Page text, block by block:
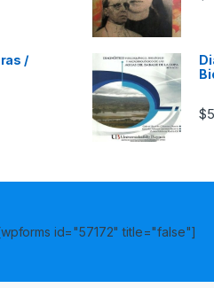
/
$
id="57172" title="false"]